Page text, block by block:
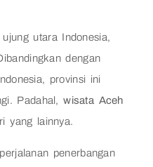
utara Indonesia,
dengan
provinsi ini
Padahal,wisata Aceh
yang lainnya.
penerbangan